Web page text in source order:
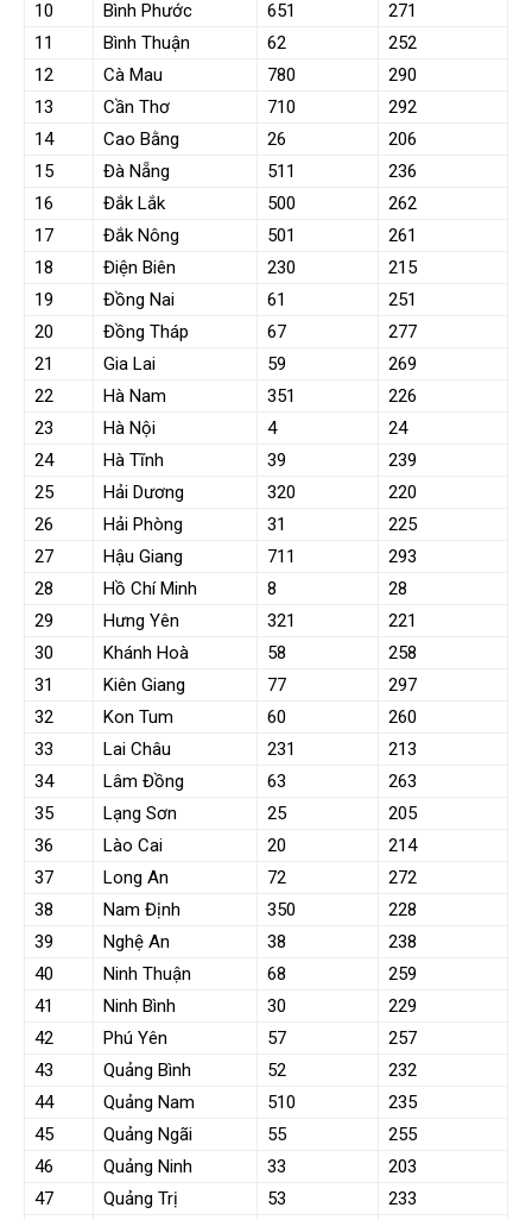
10
Bình Phước 651
271
11
Bình Thuận 62
252
12
Cà Mau 780
290
13
Cần Thơ 710
292
14
Cao Bằng 26
206
15
Đà Nẵng 511
236
16
Đắk Lắk 500
262
17
Đắk Nông 501
261
18
Điện Biên 230
215
19
Đồng Nai 61
251
20
Đồng Tháp 67
277
21
Gia Lai 59
269
22
Hà Nam 351
226
23
Hà Nội 4
24
24
Hà Tĩnh 39
239
25
Hải Dương 320
220
26
Hải Phòng 31
225
27
Hậu Giang 711
293
28
Hồ Chí Minh 8
28
29
Hưng Yên 321
221
30
Khánh Hoà 58
258
31
Kiên Giang 77
297
32
Kon Tum 60
260
33
Lai Châu 231
213
34
Lâm Đồng 63
263
35
Lạng Sơn 25
205
36
Lào Cai 20
214
37
Long An 72
272
38
Nam Định 350
228
39
Nghệ An 38
238
40
Ninh Thuận 68
259
41
Ninh Bình 30
229
42
Phú Yên 57
257
43
Quảng Bình 52
232
44
Quảng Nam 510
235
45
Quảng Ngãi 55
255
46
Quảng Ninh 33
203
47
Quảng Trị 53
233